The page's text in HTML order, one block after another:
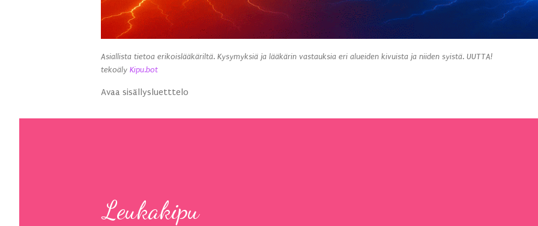
Asiallista tietoa erikoislääkäriltä. Kysymyksiä ja lääkärin vastauksia eri alueiden kivuista ja niiden syistä. UUTTA!
tekoäly Kipu.bot
Avaa sisällysluetttelo
Leukakipu